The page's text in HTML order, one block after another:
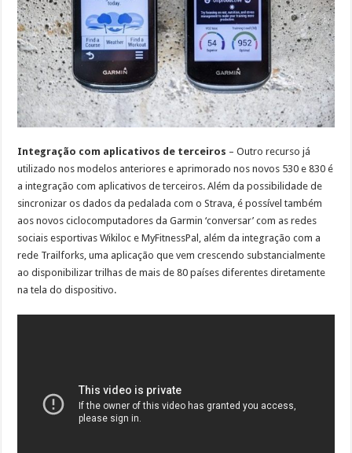
Integração com aplicativos de terceiros – Outro recurso já
utilizado nos modelos anteriores e aprimorado nos novos 530 e 830 é
a integração com aplicativos de terceiros. Além da possibilidade de
sincronizar os dados da pedalada com o Strava, é possível também
aos novos ciclocomputadores da Garmin ‘conversar’ com as redes
sociais esportivas Wikiloc e MyFitnessPal, além da integração com a
rede Trailforks, uma aplicação que vem crescendo substancialmente
ao disponibilizar trilhas de mais de 80 países diferentes diretamente
na tela do dispositivo.